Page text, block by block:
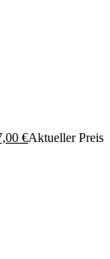
€Aktueller Preis